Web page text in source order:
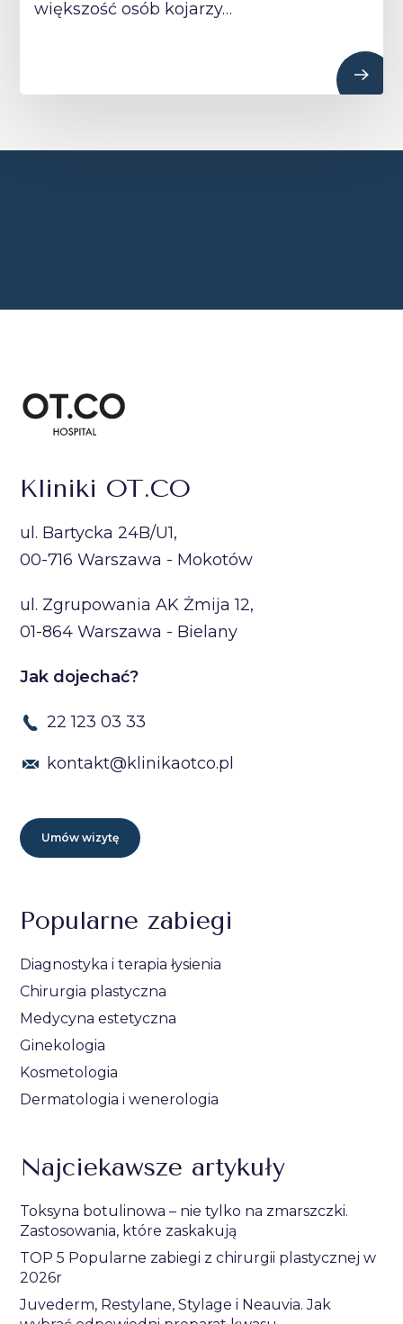
większość osób kojarzy…
Kliniki OT.CO
ul. Bartycka 24B/U1,
00-716 Warszawa - Mokotów
ul. Zgrupowania AK Żmija 12,
01-864 Warszawa - Bielany
Jak dojechać?
22 123 03 33
kontakt@klinikaotco.pl
Umów wizytę
Popularne zabiegi
Diagnostyka i terapia łysienia
Chirurgia plastyczna
Medycyna estetyczna
Ginekologia
Kosmetologia
Dermatologia i wenerologia
Najciekawsze artykuły
Toksyna botulinowa – nie tylko na zmarszczki.
Zastosowania, które zaskakują
TOP 5 Popularne zabiegi z chirurgii plastycznej w
2026r
Juvederm, Restylane, Stylage i Neauvia. Jak